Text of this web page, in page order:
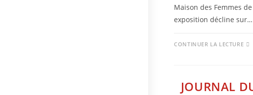
Maison des Femmes
exposition décline sur…
CONTINUER LA LECTURE
JOURNAL